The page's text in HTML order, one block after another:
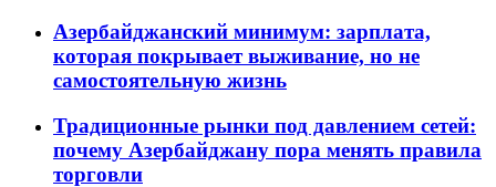
Азербайджанский минимум: зарплата,
которая покрывает выживание, но не
самостоятельную жизнь
Традиционные рынки под давлением сетей:
почему Азербайджану пора менять правила
торговли